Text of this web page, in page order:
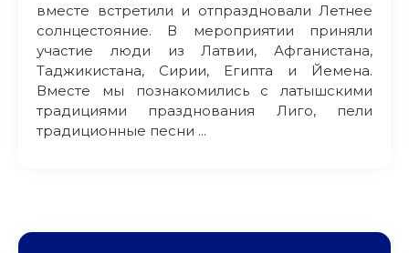
вместе встретили и отпраздновали Летнее
солнцестояние. В мероприятии приняли
участие люди из Латвии, Афганистана,
Таджикистана, Сирии, Египта и Йемена.
Вместе мы познакомились с латышскими
традициями празднования Лиго, пели
традиционные песни ...